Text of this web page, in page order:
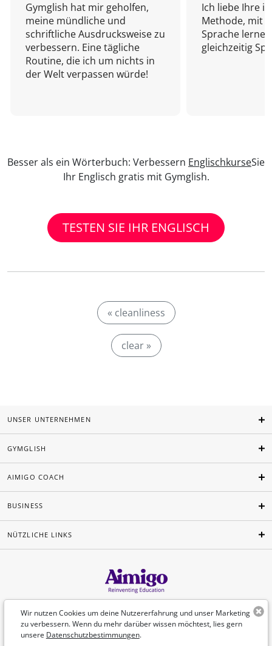
Gymglish hat mir geholfen,
meine mündliche und
schriftliche Ausdrucksweise zu
verbessern. Eine tägliche
Routine, die ich um nichts in
der Welt verpassen würde!
Ich liebe Ihre
Methode, mit
Sprache
gleichzeitig
Besser als ein Wörterbuch: Verbessern EnglischkurseSie
Ihr Englisch gratis mit Gymglish.
TESTEN SIE IHR ENGLISCH
« cleanliness
clear »
Wir nutzen Cookies um deine Nutzererfahrung und unser Marketing
zu verbessern. Wenn du mehr darüber wissen möchtest, lies gern
unsere Datenschutzbestimmungen.
UNSER UNTERNEHMEN
GYMGLISH
AIMIGO COACH
BUSINESS
NÜTZLICHE LINKS
Deutsch
©Aimigo 2026